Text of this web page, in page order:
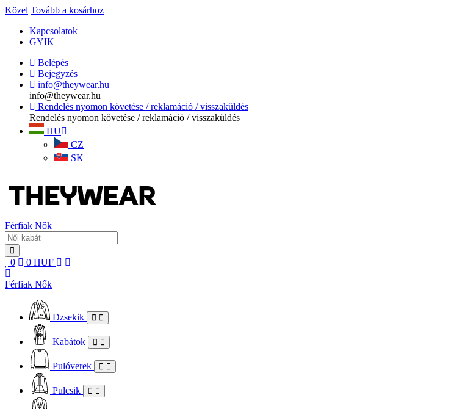
Közel Tovább a kosárhoz
Kapcsolatok
GYIK
Belépés
Bejegyzés
info@theywear.hu
info@theywear.hu
Rendelés nyomon követése / reklamáció / visszaküldés
Rendelés nyomon követése / reklamáció / visszaküldés
HU
CZ
SK
Férfiak Nők
0 0 HUF
Férfiak Nők
Dzsekik
Kabátok
Pulóverek
Pulcsik